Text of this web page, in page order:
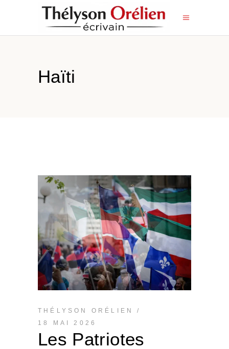
Haïti
THÉLYSON ORÉLIEN
18 MAI 2026
Les Patriotes